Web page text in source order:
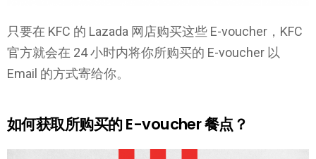
只要在 KFC 的 Lazada 网店购买这些 E-voucher，KFC
官方就会在 24 小时内将你所购买的 E-voucher 以
Email 的方式寄给你。
如何获取所购买的 E-voucher 餐点？